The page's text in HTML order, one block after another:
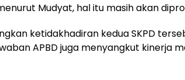
Mudyat, hal itu masih akan
ketidakhadiran kedua SKPD
APBD juga menyangkut kinerja